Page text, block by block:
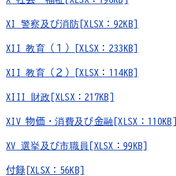
XI 警察及び消防[XLSX：92KB]
XII 教育（１）[XLSX：233KB]
XII 教育（２）[XLSX：114KB]
XIII 財政[XLSX：217KB]
XIV 物価・消費及び金融[XLSX：110KB]
XV 選挙及び市職員[XLSX：99KB]
付録[XLSX：56KB]